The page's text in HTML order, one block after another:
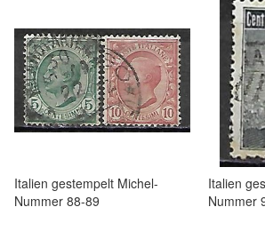
Italien gestempelt Michel-
Nummer 88-89
Italien
Nummer